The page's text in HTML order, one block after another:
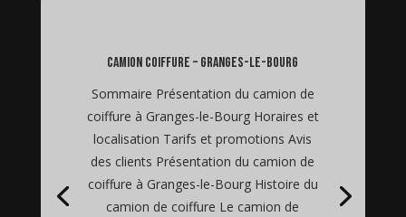
camion coiffure – Granges-le-Bourg
Sommaire Présentation du camion de
coiffure à Granges-le-Bourg Horaires et
localisation Tarifs et promotions Avis
des clients Présentation du camion de
coiffure à Granges-le-Bourg Histoire du
camion de coiffure Le camion de